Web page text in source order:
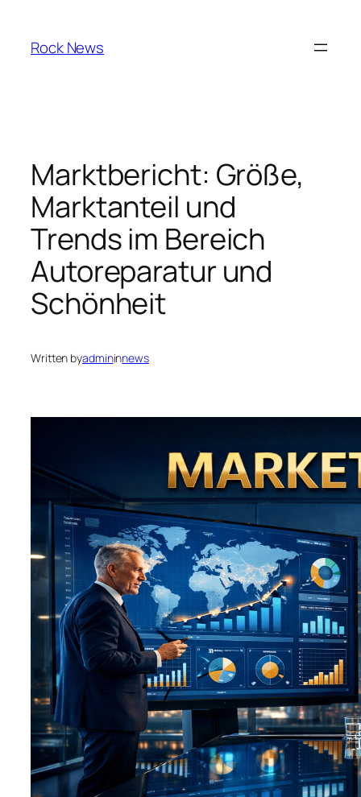
content
Rock News
Marktbericht: Größe,
Marktanteil und
Trends im Bereich
Autoreparatur und
Schönheit
Written byadmininnews